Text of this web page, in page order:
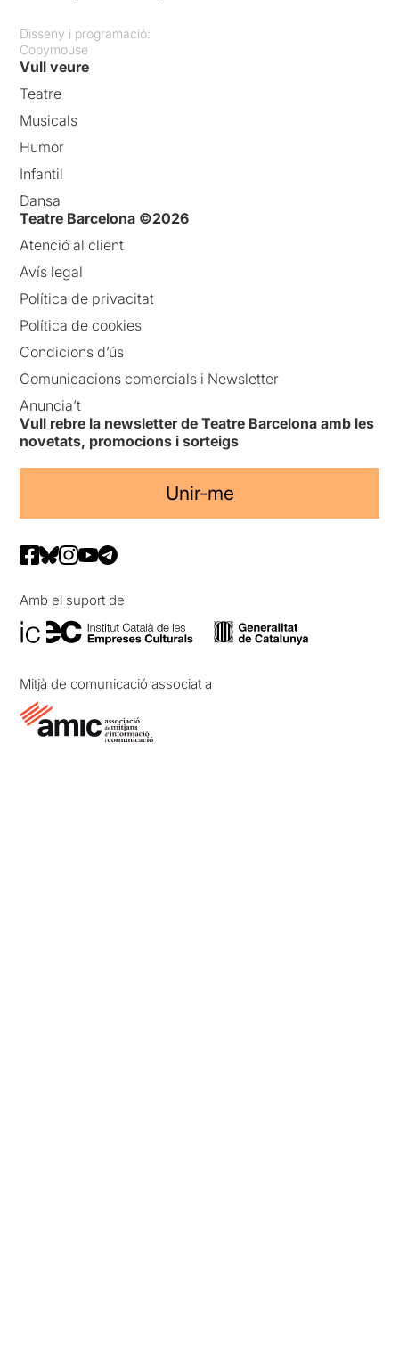
Disseny i programació:
Copymouse
Vull veure
Teatre
Musicals
Humor
Infantil
Dansa
Teatre Barcelona ©2026
Atenció al client
Avís legal
Política de privacitat
Política de cookies
Condicions d’ús
Comunicacions comercials i Newsletter
Anuncia’t
Vull rebre la newsletter de Teatre Barcelona amb les
novetats, promocions i sorteigs
Unir-me
Amb el suport de
Mitjà de comunicació associat a